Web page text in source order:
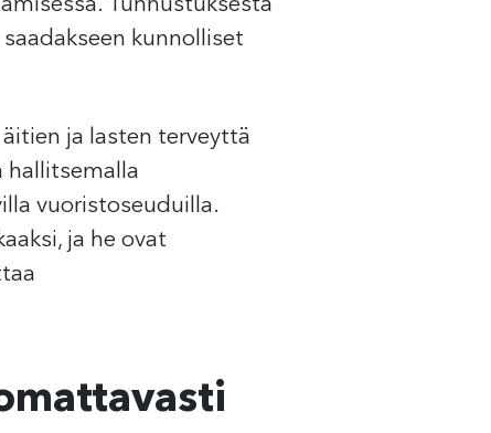
Tunnustuksesta
kunnolliset
ja lasten terveyttä
hallitsemalla
vuoristoseuduilla.
ja he ovat